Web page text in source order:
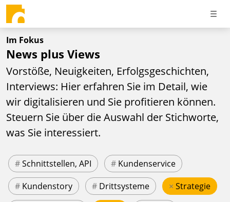
Im Fokus
News plus Views
Vorstöße, Neuigkeiten, Erfolgsgeschichten,
Interviews: Hier erfahren Sie im Detail, wie
wir digitalisieren und Sie profitieren können.
Steuern Sie über die Auswahl der Stichworte,
was Sie interessiert.
#Schnittstellen, API # Kundenservice
# Kundenstory # Drittsysteme × Strategie